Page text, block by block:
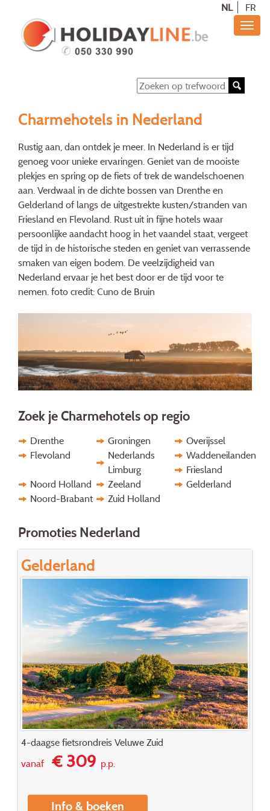
NL FR
Charmehotels in Nederland
Rustig aan, dan ontdek je meer. In Nederland is er tijd
genoeg voor unieke ervaringen. Geniet van de mooiste
plekjes en spring op de fiets of trek de wandelschoenen
aan. Verdwaal in de dichte bossen van Drenthe en
Gelderland of langs de uitgestrekte kusten/stranden van
Friesland en Flevoland. Rust uit in fijne hotels waar
persoonlijke aandacht hoog in het vaandel staat, vergeet
de tijd in de historische steden en geniet van verrassende
smaken van eigen bodem. De veelzijdigheid van
Nederland ervaar je het best door er de tijd voor te
nemen. foto credit: Cuno de Bruin
Zoek je Charmehotels op regio
Drenthe Groningen
Overijssel
Flevoland
Nederlands
Limburg
Waddeneilanden
Friesland
Noord Holland
Zeeland
Gelderland
Noord-Brabant
Zuid Holland
Promoties Nederland
Gelderland
4-daagse fietsrondreis Veluwe Zuid
vanaf€ 309p.p.
Info & boeken